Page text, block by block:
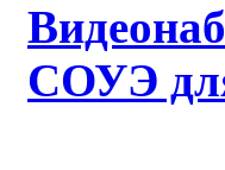
СОУЭ